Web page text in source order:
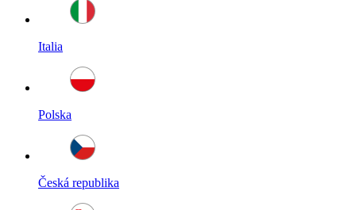
Italia
Polska
Česká republika